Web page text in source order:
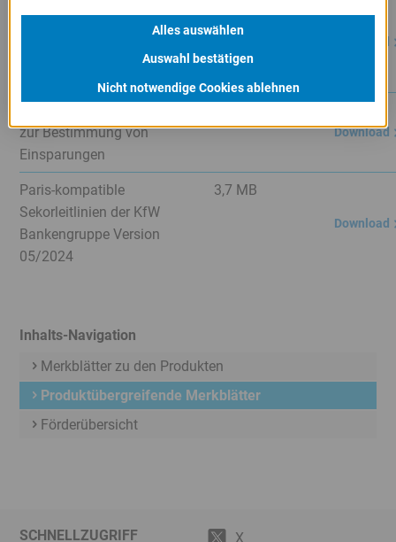
Haftungsfreistellung UK und
IV/IU – Kreditnehmer (für
zur Bestimmung von
Einsparungen
Download
Paris-kompatible
Sekorleitlinien der KfW
Bankengruppe Version
05/2024
3,7 MB
Download
Inhalts-Navigation
Merkblätter zu den Produkten
Produktübergreifende Merkblätter
Förderübersicht
SCHNELLZUGRIFF X
Alles auswählen
Auswahl bestätigen
Nicht notwendige Cookies ablehnen